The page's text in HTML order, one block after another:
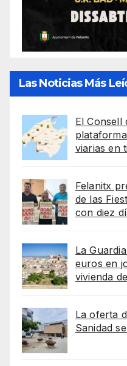
Las Noticias Más
El Consell
viarias en
Felanitx
de las
con diez
La
euros en
vivienda
La oferta
Sanidad